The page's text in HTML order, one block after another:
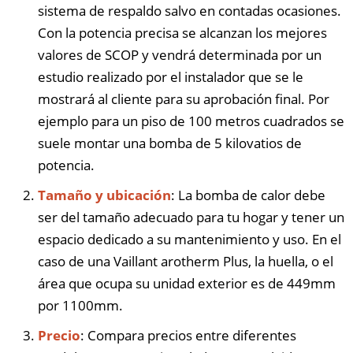
sistema de respaldo salvo en contadas ocasiones.
Con la potencia precisa se alcanzan los mejores
valores de SCOP y vendrá determinada por un
estudio realizado por el instalador que se le
mostrará al cliente para su aprobación final. Por
ejemplo para un piso de 100 metros cuadrados se
suele montar una bomba de 5 kilovatios de
potencia.
Tamaño y ubicación: La bomba de calor debe
ser del tamaño adecuado para tu hogar y tener un
espacio dedicado a su mantenimiento y uso. En el
caso de una Vaillant arotherm Plus, la huella, o el
área que ocupa su unidad exterior es de 449mm
por 1100mm.
Precio: Compara precios entre diferentes